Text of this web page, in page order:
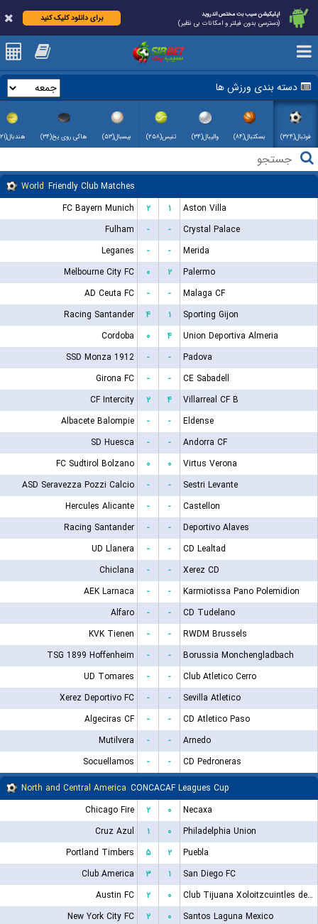
اپلیکیشن سیب بت مختص اندروید
(دسترسی بدون فیلتر و امکانات بی نظیر)
برای دانلود کلیک کنید
دسته بندی ورزش ها
فوتبال(۳۲۴) بسکتبال(۸۴) والیبال(۳۴) تنیس(۲۵۸) بیسبال(۵۳) هاکی روی یخ(۳۴) هندبال(۲۱)
World Friendly Club Matches
FC Bayern Munich
۲ ۱
Aston Villa
Fulham
- -
Crystal Palace
Leganes
- -
Merida
Melbourne City FC
۰ ۲
Palermo
AD Ceuta FC
- -
Malaga CF
Racing Santander
۴ ۱
Sporting Gijon
Cordoba
۰ ۴
Union Deportiva Almeria
SSD Monza 1912
- -
Padova
Girona FC
- -
CE Sabadell
CF Intercity
۲ ۴
Villarreal CF B
Albacete Balompie
- -
Eldense
SD Huesca
- -
Andorra CF
FC Sudtirol Bolzano
۰ ۰
Virtus Verona
ASD Seravezza Pozzi Calcio
- -
Sestri Levante
Hercules Alicante
- -
Castellon
Racing Santander
- -
Deportivo Alaves
UD Llanera
- -
CD Lealtad
Chiclana
- -
Xerez CD
AEK Larnaca
- -
Karmiotissa Pano Polemidion
Alfaro
- -
CD Tudelano
KVK Tienen
- -
RWDM Brussels
TSG 1899 Hoffenheim
- -
Borussia Monchengladbach
UD Tomares
- -
Club Atletico Cerro
Xerez Deportivo FC
- -
Sevilla Atletico
Algeciras CF
- -
CD Atletico Paso
Mutilvera
- -
Arnedo
Socuellamos
- -
CD Pedroneras
North and Central America CONCACAF Leagues Cup
Chicago Fire
۲ ۰
Necaxa
Cruz Azul
۱ ۰
Philadelphia Union
Portland Timbers
۵ ۲
Puebla
Club America
۳ ۱
San Diego FC
Austin FC
۲ ۰
Club Tijuana Xoloitzcuintles de Caliente
New York City FC
۲ ۰
Santos Laguna Mexico